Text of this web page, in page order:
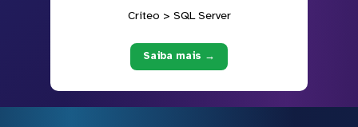
Criteo > SQL Server
Saiba mais →